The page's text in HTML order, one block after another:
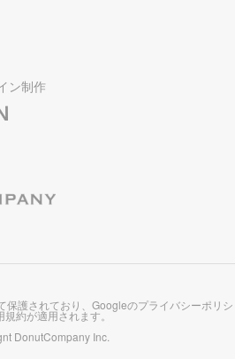
ン制作
保護されており、Googleのプライバシーポリシ
規約が適用されます。
DonutCompany Inc.